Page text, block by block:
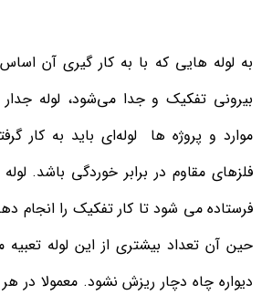
به لوله‌ هایی که با به کار گیری آن
بیرونی تفکیک و جدا می‌شود، لوله
موارد و پروژه ها لوله‌ای باید به کار
فلز‌های مقاوم در برابر خوردگی باشد.
فرستاده می شود تا کار تفکیک را انجام
حین آن تعداد بیشتری از این لوله تعبیه